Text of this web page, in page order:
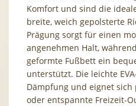
Komfort und sind die
breite, weich gepolsterte
Prägung sorgt für einen
angenehmen Halt,
geformte Fußbett ein
unterstützt. Die leichte
Dämpfung und eignet sich
oder entspannte Freizeit-